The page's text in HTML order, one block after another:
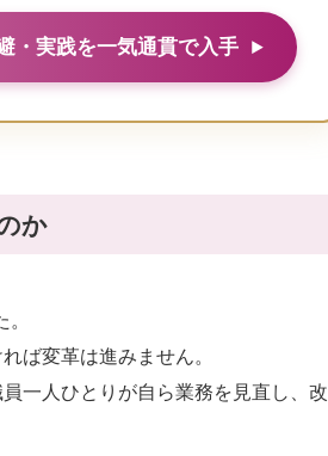
・実践を一気通貫で入手
か
ば変革は進みません。
一人ひとりが自ら業務を見直し、改